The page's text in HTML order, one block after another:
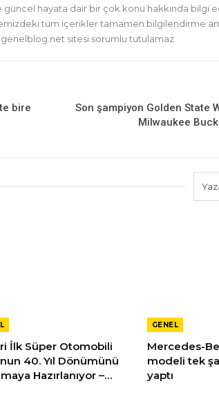
hayata dair bir çok konu hakkında bilgi
tüm içerikler tamamen bilgilendirme
sitesi sorumlu tutulamaz.
bire
Son şampiyon Golden State
Milwaukee
İlk Süper Otomobili
40. Yıl Dönümünü
Hazırlanıyor –…
GENEL
Mercedes-
modeli tek
yaptı